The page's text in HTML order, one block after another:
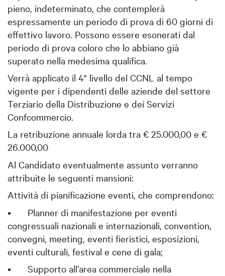
pieno, indeterminato, che contemplerà
espressamente un periodo di prova di 60 giorni di
effettivo lavoro. Possono essere esonerati dal
periodo di prova coloro che lo abbiano già
superato nella medesima qualifica.
Verrà applicato il 4° livello del CCNL al tempo
vigente per i dipendenti delle aziende del settore
Terziario della Distribuzione e dei Servizi
Confcommercio.
La retribuzione annuale lorda tra € 25.000,00 e €
26.000,00
Al Candidato eventualmente assunto verranno
attribuite le seguenti mansioni:
Attività di pianificazione eventi, che comprendono:
•
Planner di manifestazione per eventi
congressuali nazionali e internazionali, convention,
convegni, meeting, eventi fieristici, esposizioni,
eventi culturali, festival e cene di gala;
•
Supporto all’area commerciale nella